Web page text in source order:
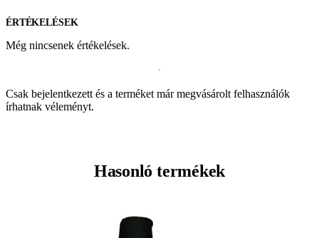
ÉRTÉKELÉSEK
Még nincsenek értékelések.
Csak bejelentkezett és a terméket már megvásárolt felhasználók
írhatnak véleményt.
Hasonló termékek